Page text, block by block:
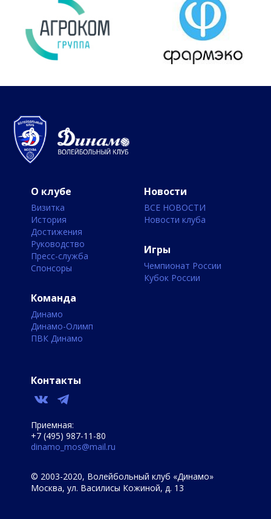
О клубе
Визитка
История
Достижения
Руководство
Пресс-служба
Спонсоры
Команда
Динамо
Динамо-Олимп
ПВК Динамо
Новости
ВСЕ НОВОСТИ
Новости клуба
Игры
Чемпионат России
Кубок России
Контакты
Приемная:
+7 (495) 987-11-80
dinamo_mos@mail.ru
© 2003-2020, Волейбольный клуб «Динамо»
Москва, ул. Василисы Кожиной, д. 13